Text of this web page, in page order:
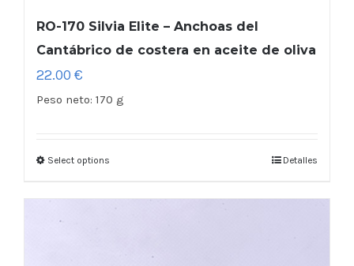
RO-170 Silvia Elite – Anchoas del
Cantábrico de costera en aceite de oliva
22.00 €
Peso neto: 170 g
Select options Detalles